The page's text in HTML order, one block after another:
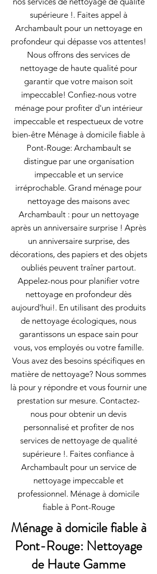
supérieure !. Faites appel à
Archambault pour un nettoyage en
profondeur qui dépasse vos attentes!
Nous offrons des services de
nettoyage de haute qualité pour
garantir que votre maison soit
impeccable! Confiez-nous votre
ménage pour profiter d'un intérieur
impeccable et respectueux de votre
bien-être Ménage à domicile fiable à
Pont-Rouge: Archambault se
distingue par une organisation
impeccable et un service
irréprochable. Grand ménage pour
nettoyage des maisons avec
Archambault : pour un nettoyage
après un anniversaire surprise ! Après
un anniversaire surprise, des
décorations, des papiers et des objets
oubliés peuvent traîner partout.
Appelez-nous pour planifier votre
nettoyage en profondeur dès
aujourd'hui!. En utilisant des produits
de nettoyage écologiques, nous
garantissons un espace sain pour
vous, vos employés ou votre famille.
Vous avez des besoins spécifiques en
matière de nettoyage? Nous sommes
là pour y répondre et vous fournir une
prestation sur mesure. Contactez-
nous pour obtenir un devis
personnalisé et profiter de nos
services de nettoyage de qualité
supérieure !. Faites confiance à
Archambault pour un service de
nettoyage impeccable et
professionnel. Ménage à domicile
fiable à Pont-Rouge
Ménage à domicile fiable à
Pont-Rouge: Nettoyage
de Haute Gamme